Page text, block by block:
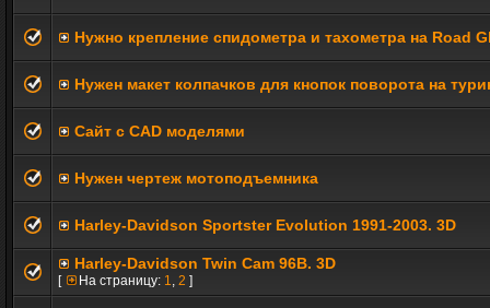
Нужно крепление спидометра и тахометра на Road
Нужен макет колпачков для кнопок поворота на
Сайт с CAD моделями
Нужен чертеж мотоподъемника
Harley-Davidson Sportster Evolution 1991-2003. 3D
Harley-Davidson Twin Cam 96B. 3D
[ На страницу: 1, 2 ]